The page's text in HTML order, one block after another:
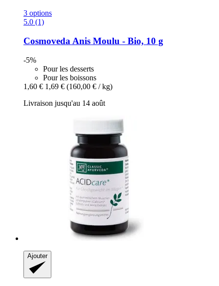
3 options
5.0 (1)
Cosmoveda Anis Moulu -​ Bio, 10 g
-5%
Pour les desserts
Pour les boissons
1,60 € 1,69 € (160,00 € / kg)
Livraison jusqu'au 14 août
Ajouter